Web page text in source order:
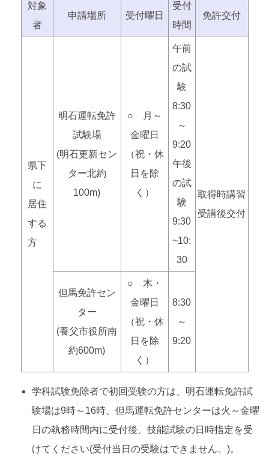
対象
者
申請場所 受付曜日
受付
時間
免許交付
県下
に
居住
する
方
明石運転免許
試験場
(明石更新セン
ター北約
100m)
○ 月～
金曜日
（祝・休
日を除
く）
午前
の試
験
8:30
～
9:20
午後
の試
験
9:30
~10:
30
取得時講習
受講後交付
但馬免許セン
ター
(養父市役所南
約600m)
○ 木・
金曜日
（祝・休
日を除
く）
8:30
～
9:20
学科試験免除者で初回受験の方は、明石運転免許試
験場は9時～16時、但馬運転免許センターは火～金曜
日の執務時間内に受付後、技能試験の日時指定を受
けてください(受付当日の受験はできません。)。